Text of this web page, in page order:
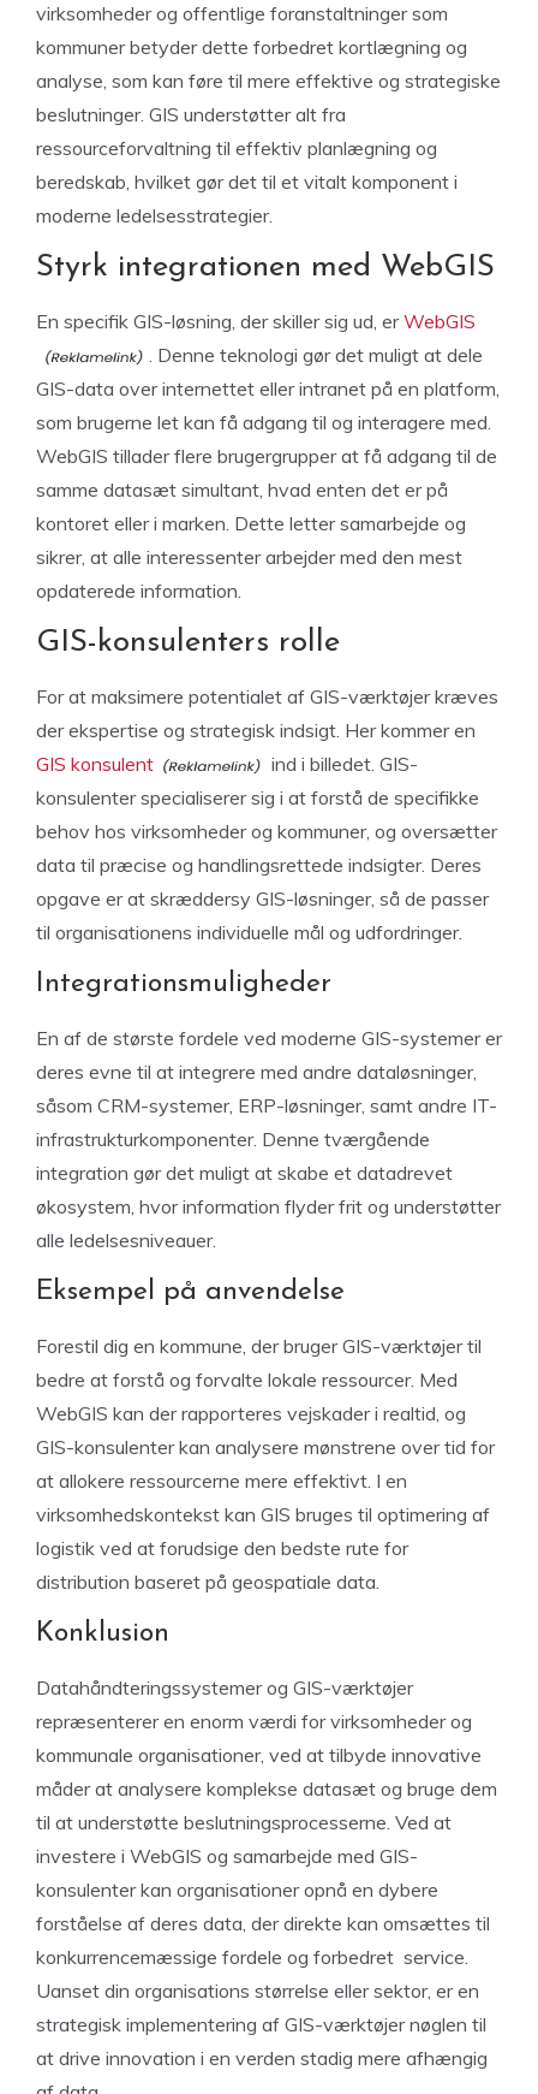
virksomheder og offentlige foranstaltninger som
kommuner betyder dette forbedret kortlægning og
analyse, som kan føre til mere effektive og strategiske
beslutninger. GIS understøtter alt fra
ressourceforvaltning til effektiv planlægning og
beredskab, hvilket gør det til et vitalt komponent i
moderne ledelsesstrategier.
Styrk integrationen med WebGIS
En specifik GIS-løsning, der skiller sig ud, erWebGIS
. Denne teknologi gør det muligt at dele
GIS-data over internettet eller intranet på en platform,
som brugerne let kan få adgang til og interagere med.
WebGIS tillader flere brugergrupper at få adgang til de
samme datasæt simultant, hvad enten det er på
kontoret eller i marken. Dette letter samarbejde og
sikrer, at alle interessenter arbejder med den mest
opdaterede information.
GIS-konsulenters rolle
For at maksimere potentialet af GIS-værktøjer kræves
der ekspertise og strategisk indsigt. Her kommer en
GIS konsulent
ind i billedet. GIS-
konsulenter specialiserer sig i at forstå de specifikke
behov hos virksomheder og kommuner, og oversætter
data til præcise og handlingsrettede indsigter. Deres
opgave er at skræddersy GIS-løsninger, så de passer
til organisationens individuelle mål og udfordringer.
Integrationsmuligheder
En af de største fordele ved moderne GIS-systemer er
deres evne til at integrere med andre dataløsninger,
såsom CRM-systemer, ERP-løsninger, samt andre IT-
infrastrukturkomponenter. Denne tværgående
integration gør det muligt at skabe et datadrevet
økosystem, hvor information flyder frit og understøtter
alle ledelsesniveauer.
Eksempel på anvendelse
Forestil dig en kommune, der bruger GIS-værktøjer til
bedre at forstå og forvalte lokale ressourcer. Med
WebGIS kan der rapporteres vejskader i realtid, og
GIS-konsulenter kan analysere mønstrene over tid for
at allokere ressourcerne mere effektivt. I en
virksomhedskontekst kan GIS bruges til optimering af
logistik ved at forudsige den bedste rute for
distribution baseret på geospatiale data.
Konklusion
Datahåndteringssystemer og GIS-værktøjer
repræsenterer en enorm værdi for virksomheder og
kommunale organisationer, ved at tilbyde innovative
måder at analysere komplekse datasæt og bruge dem
til at understøtte beslutningsprocesserne. Ved at
investere i WebGIS og samarbejde med GIS-
konsulenter kan organisationer opnå en dybere
forståelse af deres data, der direkte kan omsættes til
konkurrencemæssige fordele og forbedret service.
Uanset din organisations størrelse eller sektor, er en
strategisk implementering af GIS-værktøjer nøglen til
at drive innovation i en verden stadig mere afhængig